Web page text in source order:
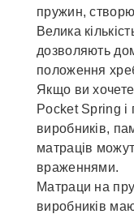
пружин,
Велика
дозволяють
положення
Якщо ви
Pocket Spring і
виробників,
матраців
враженнями.
Матраци на
виробників